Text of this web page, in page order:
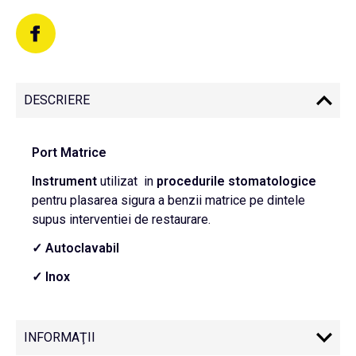
DESCRIERE
Port Matrice
Instrument utilizat in procedurile stomatologice
pentru plasarea sigura a benzii matrice pe dintele
supus interventiei de restaurare.
✓ Autoclavabil
✓ Inox
INFORMAŢII